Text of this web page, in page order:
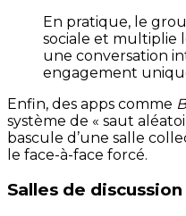
En pratique, le
sociale et multiplie
une conversation
engagement
Enfin, des apps comme
système de « saut
bascule d’une salle
le face-à-face forcé.
Salles de